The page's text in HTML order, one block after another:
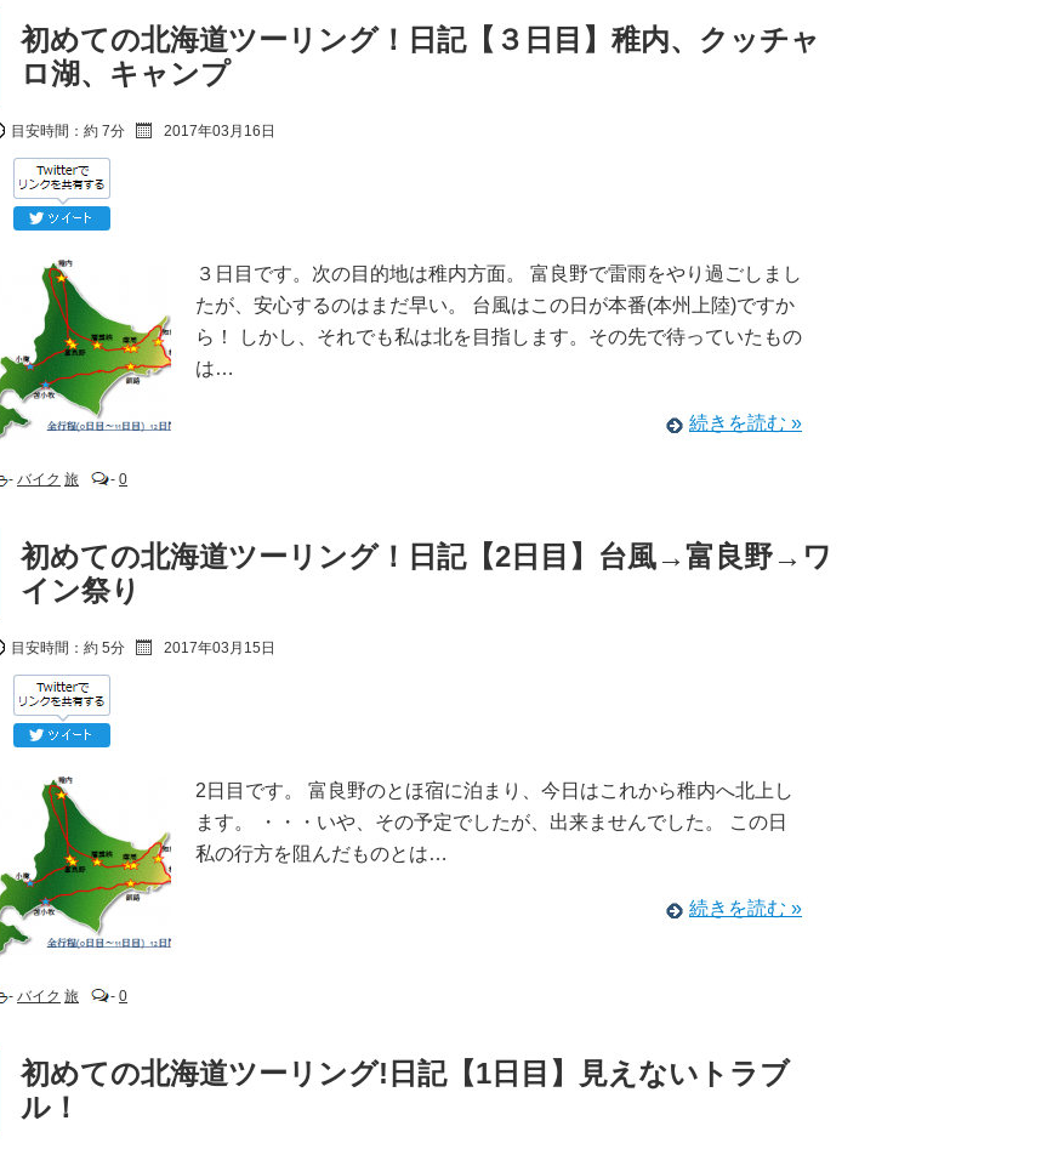
初めての北海道ツーリング！日記【３日目】稚内、クッチャ
ロ湖、キャンプ
目安時間： 約 7分 2017年03月16日
３日目です。次の目的地は稚内方面。 富良野で雷雨をやり過ごしまし
たが、安心するのはまだ早い。 台風はこの日が本番(本州上陸)ですか
ら！ しかし、それでも私は北を目指します。その先で待っていたもの
は…
続きを読む »
- バイク 旅 - 0
初めての北海道ツーリング！日記【2日目】台風→富良野→ワ
イン祭り
目安時間： 約 5分 2017年03月15日
2日目です。 富良野のとほ宿に泊まり、今日はこれから稚内へ北上し
ます。 ・・・いや、その予定でしたが、出来ませんでした。 この日
私の行方を阻んだものとは…
続きを読む »
- バイク 旅 - 0
初めての北海道ツーリング!日記【1日目】見えないトラブ
ル！